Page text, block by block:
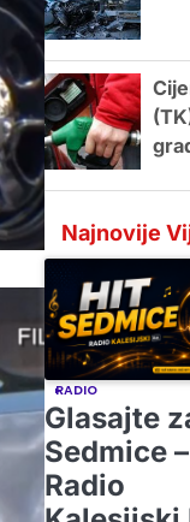
Najnovije
RADIO
Glasajte
Sedmice –
Radio